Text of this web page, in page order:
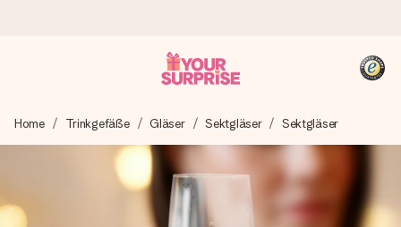
Wir bereiten dein Geschenk sorgfältig vor und schicken es
blitzschnell – damit du es genau zum richtigen Zeitpunkt
überreichen kannst, wenn es am meisten zählt.
Home Trinkgefäße Gläser Sektgläser Sektgläser